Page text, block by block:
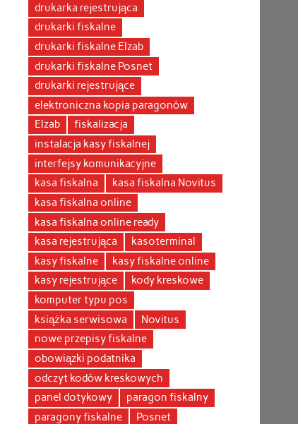
drukarka rejestrująca
drukarki fiskalne
drukarki fiskalne Elzab
drukarki fiskalne Posnet
drukarki rejestrujące
elektroniczna kopia paragonów
Elzab
fiskalizacja
instalacja kasy fiskalnej
interfejsy komunikacyjne
kasa fiskalna
kasa fiskalna Novitus
kasa fiskalna online
kasa fiskalna online ready
kasa rejestrująca
kasoterminal
kasy fiskalne
kasy fiskalne online
kasy rejestrujące
kody kreskowe
komputer typu pos
książka serwisowa
Novitus
nowe przepisy fiskalne
obowiązki podatnika
odczyt kodów kreskowych
panel dotykowy
paragon fiskalny
paragony fiskalne
Posnet